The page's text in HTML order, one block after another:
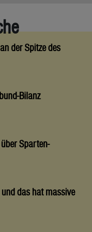
der Spitze des
Bilanz
Sparten-
das hat massive